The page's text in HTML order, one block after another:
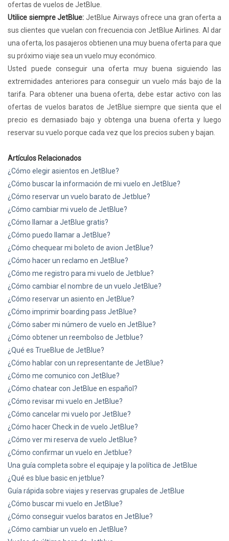
ofertas de vuelos de JetBlue.
Utilice siempre JetBlue: JetBlue Airways ofrece una gran oferta a
sus clientes que vuelan con frecuencia con JetBlue Airlines. Al dar
una oferta, los pasajeros obtienen una muy buena oferta para que
su próximo viaje sea un vuelo muy económico.
Usted puede conseguir una oferta muy buena siguiendo las
extremidades anteriores para conseguir un vuelo más bajo de la
tarifa. Para obtener una buena oferta, debe estar activo con las
ofertas de vuelos baratos de JetBlue siempre que sienta que el
precio es demasiado bajo y obtenga una buena oferta y luego
reservar su vuelo porque cada vez que los precios suben y bajan.
Artículos Relacionados
¿Cómo elegir asientos en JetBlue?
¿Cómo buscar la información de mi vuelo en JetBlue?
¿Cómo reservar un vuelo barato de Jetblue?
¿Cómo cambiar mi vuelo de JetBlue?
¿Cómo llamar a JetBlue gratis?
¿Cómo puedo llamar a JetBlue?
¿Cómo chequear mi boleto de avion JetBlue?
¿Cómo hacer un reclamo en JetBlue?
¿Cómo me registro para mi vuelo de Jetblue?
¿Cómo cambiar el nombre de un vuelo JetBlue?
¿Cómo reservar un asiento en JetBlue?
¿Cómo imprimir boarding pass JetBlue?
¿Cómo saber mi número de vuelo en JetBlue?
¿Cómo obtener un reembolso de Jetblue?
¿Qué es TrueBlue de JetBlue?
¿Cómo hablar con un representante de JetBlue?
¿Cómo me comunico con JetBlue?
¿Cómo chatear con JetBlue en español?
¿Cómo revisar mi vuelo en JetBlue?
¿Cómo cancelar mi vuelo por JetBlue?
¿Cómo hacer Check in de vuelo JetBlue?
¿Cómo ver mi reserva de vuelo JetBlue?
¿Cómo confirmar un vuelo en Jetblue?
Una guía completa sobre el equipaje y la política de JetBlue
¿Qué es blue basic en jetblue?
Guía rápida sobre viajes y reservas grupales de JetBlue
¿Cómo buscar mi vuelo en JetBlue?
¿Cómo conseguir vuelos baratos en JetBlue?
¿Cómo cambiar un vuelo en JetBlue?